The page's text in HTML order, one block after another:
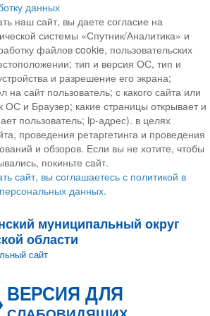
данных
наш сайт, вы даете согласие на
системы «Спутник/Аналитика» и
файлов cookie, пользовательских
тип и версия ОС, тип и
и разрешение его экрана;
на сайт пользователь; с какого сайта или
ОС и Браузер; какие страницы открывает и
пользователь; ip-адрес). в целях
проведения ретаргетинга и проведения
и обзоров. Если вы не хотите, чтобы
покиньте сайт.
сайт, вы соглашаетесь с политикой в
данных.